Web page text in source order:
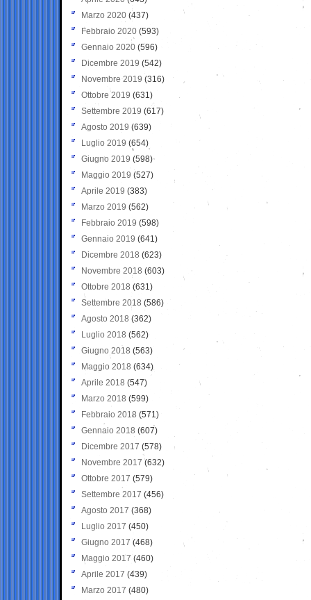
Marzo 2020 (437)
Febbraio 2020 (593)
Gennaio 2020 (596)
Dicembre 2019 (542)
Novembre 2019 (316)
Ottobre 2019 (631)
Settembre 2019 (617)
Agosto 2019 (639)
Luglio 2019 (654)
Giugno 2019 (598)
Maggio 2019 (527)
Aprile 2019 (383)
Marzo 2019 (562)
Febbraio 2019 (598)
Gennaio 2019 (641)
Dicembre 2018 (623)
Novembre 2018 (603)
Ottobre 2018 (631)
Settembre 2018 (586)
Agosto 2018 (362)
Luglio 2018 (562)
Giugno 2018 (563)
Maggio 2018 (634)
Aprile 2018 (547)
Marzo 2018 (599)
Febbraio 2018 (571)
Gennaio 2018 (607)
Dicembre 2017 (578)
Novembre 2017 (632)
Ottobre 2017 (579)
Settembre 2017 (456)
Agosto 2017 (368)
Luglio 2017 (450)
Giugno 2017 (468)
Maggio 2017 (460)
Aprile 2017 (439)
Marzo 2017 (480)